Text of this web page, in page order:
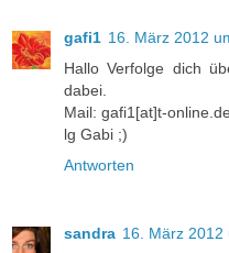
gafi1 16. März 2012
Hallo Verfolge dich
dabei.
Mail: gafi1[at]t-online.de
lg Gabi ;)
Antworten
sandra 16. März 2012